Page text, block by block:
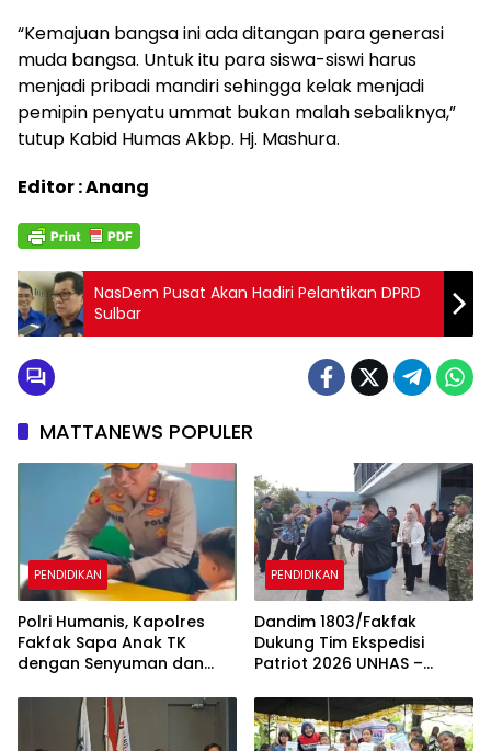
“Kemajuan bangsa ini ada ditangan para generasi
muda bangsa. Untuk itu para siswa-siswi harus
menjadi pribadi mandiri sehingga kelak menjadi
pemipin penyatu ummat bukan malah sebaliknya,”
tutup Kabid Humas Akbp. Hj. Mashura.
Editor : Anang
NasDem Pusat Akan Hadiri Pelantikan DPRD
Sulbar
MATTANEWS POPULER
PENDIDIKAN
Polri Humanis, Kapolres
Fakfak Sapa Anak TK
dengan Senyuman dan
PENDIDIKAN
Dandim 1803/Fakfak
Dukung Tim Ekspedisi
Patriot 2026 UNHAS –
Transmigrasi di Fakfak